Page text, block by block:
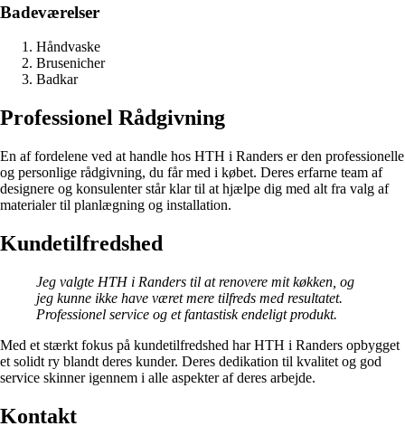
Badeværelser
Håndvaske
Brusenicher
Badkar
Professionel Rådgivning
En af fordelene ved at handle hos HTH i Randers er den professionelle
og personlige rådgivning, du får med i købet. Deres erfarne team af
designere og konsulenter står klar til at hjælpe dig med alt fra valg af
materialer til planlægning og installation.
Kundetilfredshed
Jeg valgte HTH i Randers til at renovere mit køkken, og
jeg kunne ikke have været mere tilfreds med resultatet.
Professionel service og et fantastisk endeligt produkt.
Med et stærkt fokus på kundetilfredshed har HTH i Randers opbygget
et solidt ry blandt deres kunder. Deres dedikation til kvalitet og god
service skinner igennem i alle aspekter af deres arbejde.
Kontakt